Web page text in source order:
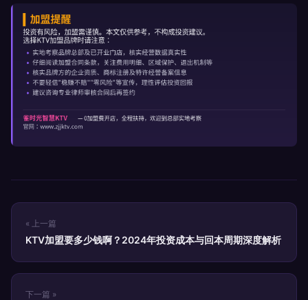
« 上一篇
KTV加盟要多少钱啊？2024年投资成本与回本周期深度解析
下一篇 »